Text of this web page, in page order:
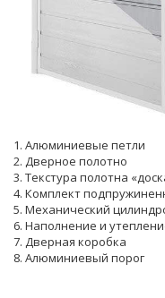
1. Алюминиевые петли
2. Дверное полотно
3. Текстура полотна
4. Комплект
5. Механический
6. Наполнение и
7. Дверная коробка
8. Алюминиевый порог